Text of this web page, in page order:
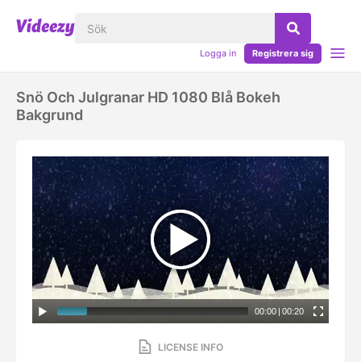
Logga in Registrera sig
Snö Och Julgranar HD 1080 Blå Bokeh
Bakgrund
00:00 | 00:20
LICENSE INFO